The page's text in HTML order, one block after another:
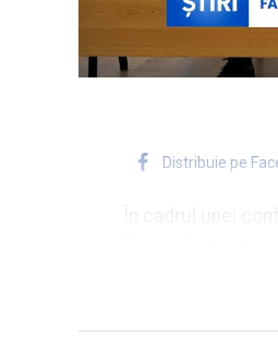
Distribuie pe
Roman, la
Municipiului
Roman și
Criminale